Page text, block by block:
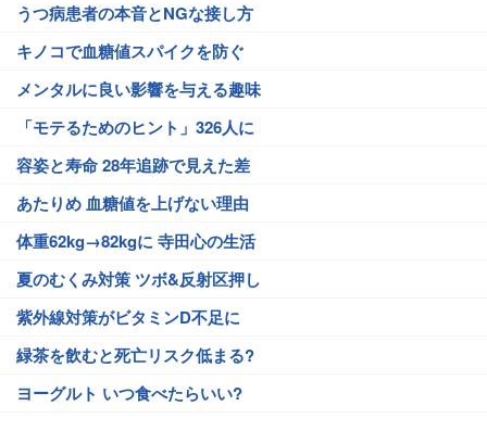
うつ病患者の本音とNGな接し方
キノコで血糖値スパイクを防ぐ
メンタルに良い影響を与える趣味
「モテるためのヒント」326人に
容姿と寿命 28年追跡で見えた差
あたりめ 血糖値を上げない理由
体重62kg→82kgに 寺田心の生活
夏のむくみ対策 ツボ&反射区押し
紫外線対策がビタミンD不足に
緑茶を飲むと死亡リスク低まる?
ヨーグルト いつ食べたらいい?